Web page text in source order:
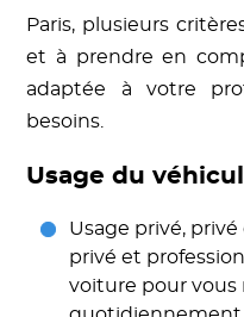
Paris, plusieurs
et à prendre en
adaptée à votre
besoins.
Usage du
Usage privé,
privé et
voiture pour vous